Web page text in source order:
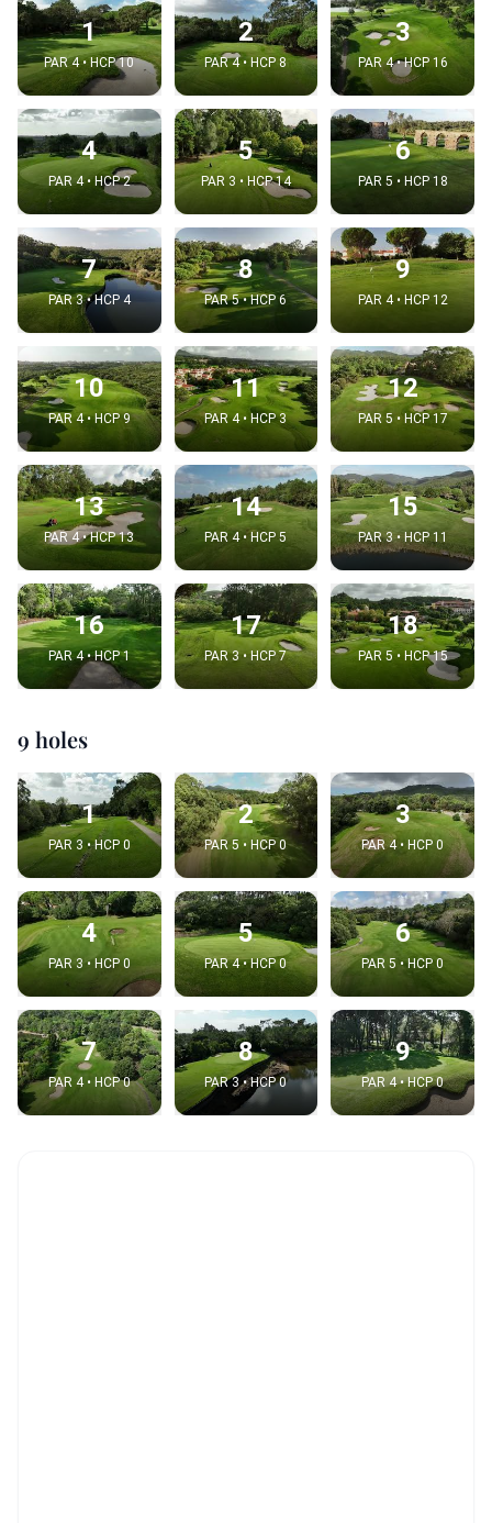
1
PAR 4 • HCP 10
2
PAR 4 • HCP 8
3
PAR 4 • HCP 16
4
PAR 4 • HCP 2
5
PAR 3 • HCP 14
6
PAR 5 • HCP 18
7
PAR 3 • HCP 4
8
PAR 5 • HCP 6
9
PAR 4 • HCP 12
10
PAR 4 • HCP 9
11
PAR 4 • HCP 3
12
PAR 5 • HCP 17
13
PAR 4 • HCP 13
14
PAR 4 • HCP 5
15
PAR 3 • HCP 11
16
PAR 4 • HCP 1
17
PAR 3 • HCP 7
18
PAR 5 • HCP 15
9 holes
1
PAR 3 • HCP 0
2
PAR 5 • HCP 0
3
PAR 4 • HCP 0
4
PAR 3 • HCP 0
5
PAR 4 • HCP 0
6
PAR 5 • HCP 0
7
PAR 4 • HCP 0
8
PAR 3 • HCP 0
9
PAR 4 • HCP 0